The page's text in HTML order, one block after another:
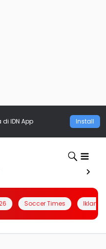
IDN App Install
Soccer Times Iklanin